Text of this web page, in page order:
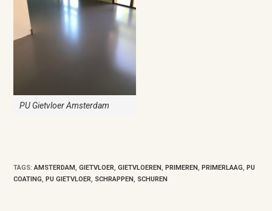
PU Gietvloer Amsterdam
TAGS:AMSTERDAM, GIETVLOER, GIETVLOEREN, PRIMEREN, PRIMERLAAG, PU
COATING, PU GIETVLOER, SCHRAPPEN, SCHUREN